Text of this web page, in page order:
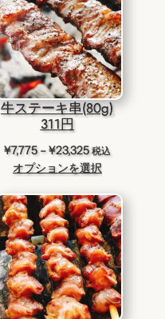
¥12,000
牛ステーキ串(80g)
311円
¥7,775 –¥23,325価
格
¥7,775
–
¥23,325
税込
オプションを選択